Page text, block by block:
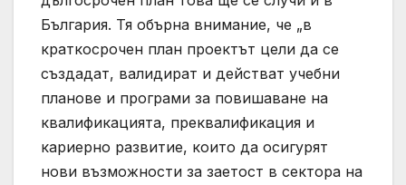
България. Тя обърна внимание, че „в
краткосрочен план проектът цели да се
създадат, валидират и действат учебни
плановe и програми за повишаване на
квалификацията, преквалификация и
кариерно развитие, които да осигурят
нови възможности за заетост в сектора на